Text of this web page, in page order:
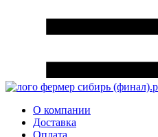
О компании
Доставка
Оплата